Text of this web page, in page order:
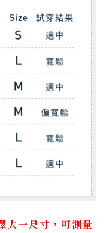
大一尺寸，可測量